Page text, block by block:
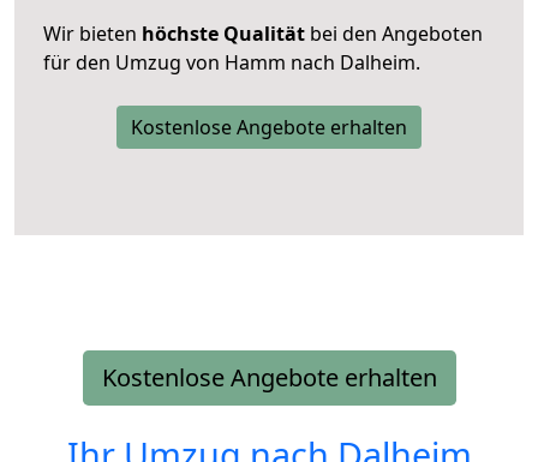
Wir bieten höchste Qualität bei den Angeboten
für den Umzug von Hamm nach Dalheim.
Kostenlose Angebote erhalten
Kostenlose Angebote erhalten